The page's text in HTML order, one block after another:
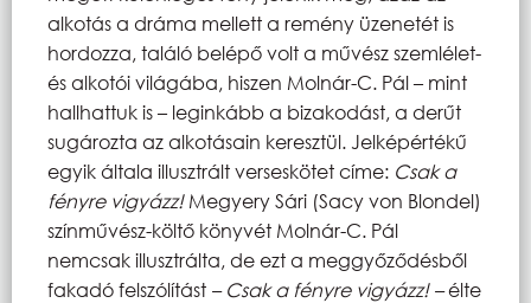
alkotás a dráma mellett a remény üzenetét is
hordozza, találó belépő volt a művész szemlélet-
és alkotói világába, hiszen Molnár-C. Pál – mint
hallhattuk is – leginkább a bizakodást, a derűt
sugározta az alkotásain keresztül. Jelképértékű
egyik általa illusztrált verseskötet címe: Csak a
fényre vigyázz!Megyery Sári (Sacy von Blondel)
színművész-költő könyvét Molnár-C. Pál
nemcsak illusztrálta, de ezt a meggyőződésből
fakadó felszólítást – Csak a fényre vigyázz! –élte